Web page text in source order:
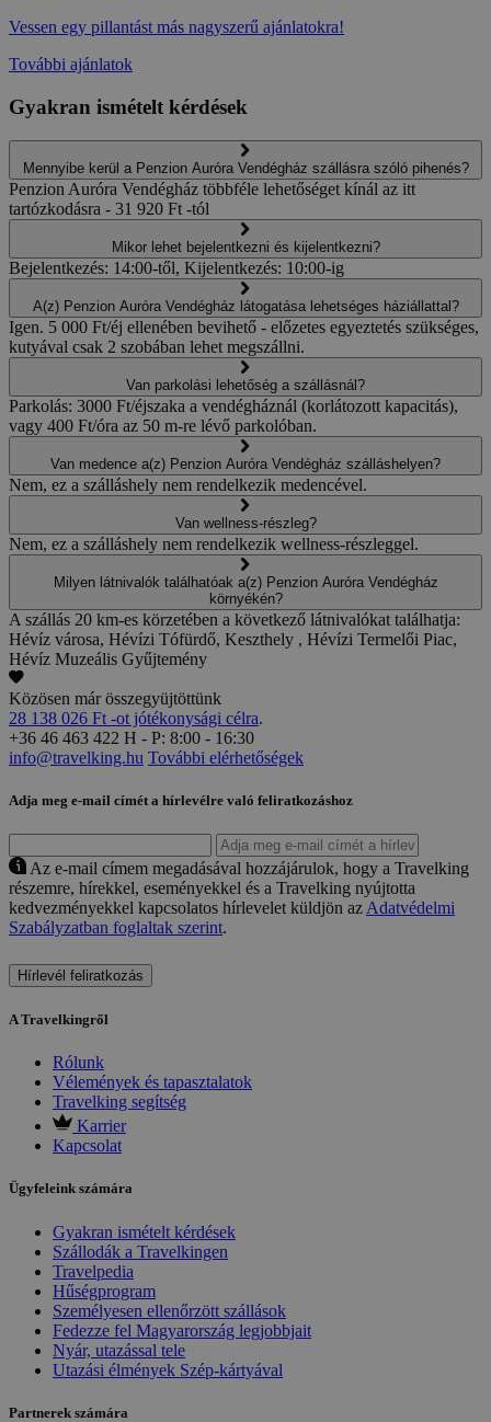
Vessen egy pillantást más nagyszerű ajánlatokra!
További ajánlatok
Gyakran ismételt kérdések
Mennyibe kerül a Penzion Auróra Vendégház szállásra szóló pihenés?
Penzion Auróra Vendégház többféle lehetőséget kínál az itt
tartózkodásra - 31 920 Ft -tól
Mikor lehet bejelentkezni és kijelentkezni?
Bejelentkezés: 14:00-től, Kijelentkezés: 10:00-ig
A(z) Penzion Auróra Vendégház látogatása lehetséges háziállattal?
Igen. 5 000 Ft/éj ellenében bevihető - előzetes egyeztetés szükséges,
kutyával csak 2 szobában lehet megszállni.
Van parkolási lehetőség a szállásnál?
Parkolás: 3000 Ft/éjszaka a vendégháznál (korlátozott kapacitás),
vagy 400 Ft/óra az 50 m-re lévő parkolóban.
Van medence a(z) Penzion Auróra Vendégház szálláshelyen?
Nem, ez a szálláshely nem rendelkezik medencével.
Van wellness-részleg?
Nem, ez a szálláshely nem rendelkezik wellness-részleggel.
Milyen látnivalók találhatóak a(z) Penzion Auróra Vendégház
környékén?
A szállás 20 km-es körzetében a következő látnivalókat találhatja:
Hévíz városa, Hévízi Tófürdő, Keszthely , Hévízi Termelői Piac,
Hévíz Muzeális Gyűjtemény
Közösen már összegyüjtöttünk
28 138 026 Ft -ot jótékonysági célra.
+36 46 463 422 H - P: 8:00 - 16:30
info@travelking.hu További elérhetőségek
Adja meg e-mail címét a hírlevélre való feliratkozáshoz
Az e-mail címem megadásával hozzájárulok, hogy a Travelking
részemre, hírekkel, eseményekkel és a Travelking nyújtotta
kedvezményekkel kapcsolatos hírlevelet küldjön az Adatvédelmi
Szabályzatban foglaltak szerint.
Hírlevél feliratkozás
A Travelkingről
Rólunk
Vélemények és tapasztalatok
Travelking segítség
Karrier
Kapcsolat
Ügyfeleink számára
Gyakran ismételt kérdések
Szállodák a Travelkingen
Travelpedia
Hűségprogram
Személyesen ellenőrzött szállások
Fedezze fel Magyarország legjobbjait
Nyár, utazással tele
Utazási élmények Szép-kártyával
Partnerek számára